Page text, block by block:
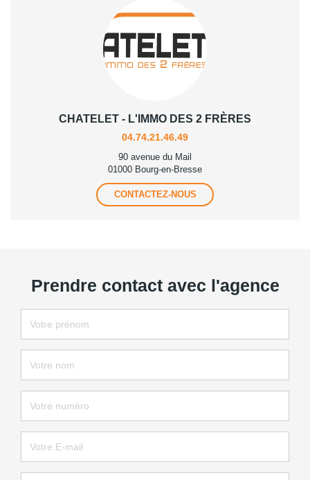
CHATELET - L'IMMO DES 2 FRÈRES
04.74.21.46.49
90 avenue du Mail
01000 Bourg-en-Bresse
CONTACTEZ-NOUS
Prendre contact avec l'agence